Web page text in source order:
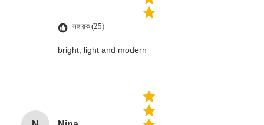
সহায়ক (25)
bright, light and modern